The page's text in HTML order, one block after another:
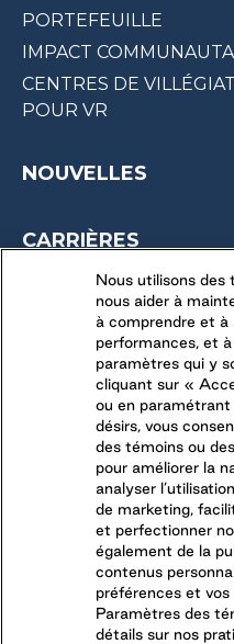
PORTEFEUILLE
IMPACT
CENTRES DE
POUR VR
NOUVELLES
CARRIÈRES
OPPORTUNITÉS
DERNIÈRES
CONNECTEZ-VOUS
SUIVEZ-NOUS SUR
Nous utilisons des
nous aider à
à comprendre et à
performances, et
paramètres qui y
cliquant sur «
ou en
désirs, vous
des témoins ou
pour améliorer la
analyser
de marketing,
et perfectionner
également de la
contenus
préférences et
Paramètres des
détails sur nos